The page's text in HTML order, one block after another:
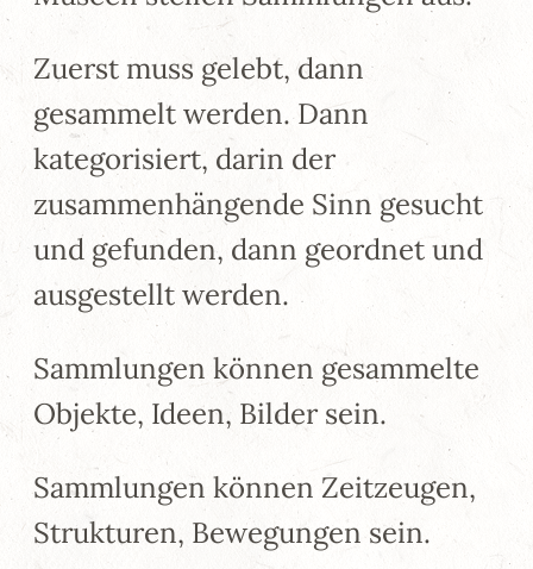
Zuerst muss gelebt, dann
gesammelt werden. Dann
kategorisiert, darin der
zusammenhängende Sinn gesucht
und gefunden, dann geordnet und
ausgestellt werden.
Sammlungen können gesammelte
Objekte, Ideen, Bilder sein.
Sammlungen können Zeitzeugen,
Strukturen, Bewegungen sein.